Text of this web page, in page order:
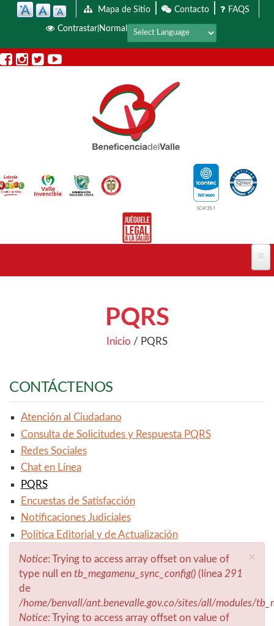
Pasar al contenido principalMapa de Sitio| Contacto| FAQS
Contrastar| Normal
PQRS
Inicio / PQRS
CONTÁCTENOS
Atención al Ciudadano
Consulta de Solicitudes y Respuesta PQRS
Redes Sociales
Chat en Línea
PQRS
Encuestas de Satisfacción
Notificaciones Judiciales
Política Editorial y de Actualización
×
Mensaje de error
Notice: Trying to access array offset on value of
type null en tb_megamenu_sync_config() (línea 291
de
/home/benvall/ant.benevalle.gov.co/sites/all/modules/
Notice: Trying to access array offset on value of